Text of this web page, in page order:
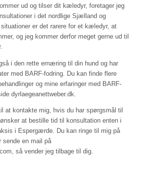
ud og tilser dit kæledyr, foretager jeg
i det nordlige Sjælland og
er det rarere for et kæledyr, at
og jeg kommer derfor meget gerne ud til
i den rette ernæring til din hund og har
med BARF-fodring. Du kan finde flere
og mine erfaringer med BARF-
dyrlaegeanettweber.dk.
at kontakte mig, hvis du har spørgsmål til
at bestille tid til konsultation enten i
i Espergærde. Du kan ringe til mig på
sende en mail på
så vender jeg tilbage til dig.